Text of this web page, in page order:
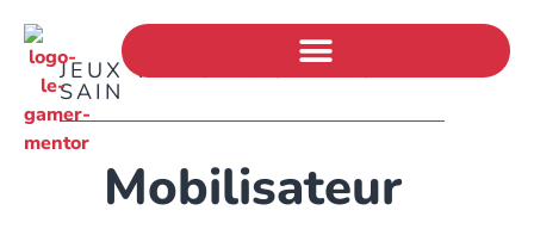
JEUX VIDÉO ET GAMING
SAIN
Mobilisateur